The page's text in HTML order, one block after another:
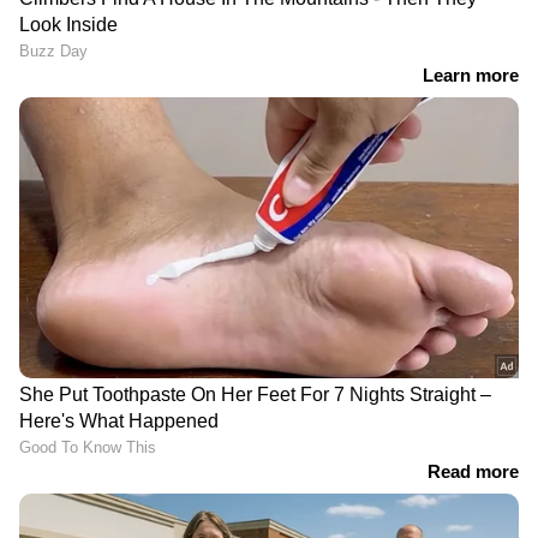
RECOMMENDED STORIES